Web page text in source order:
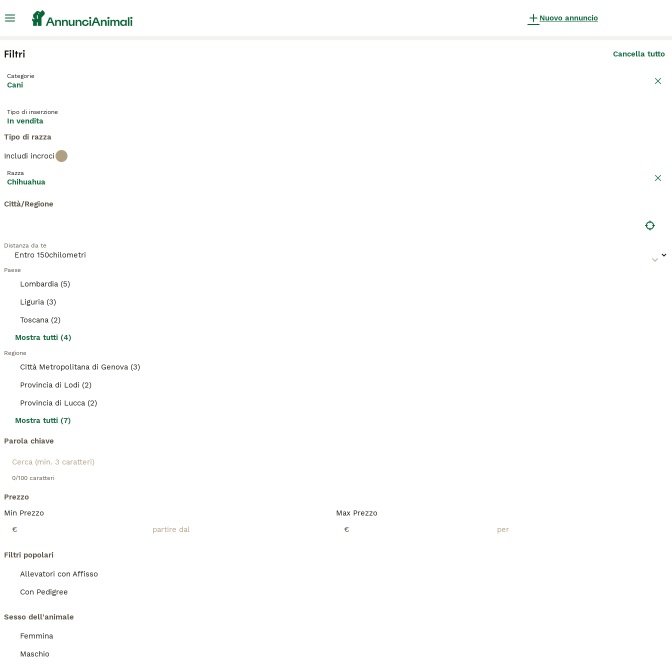
Nuovo annuncio
Filtri Cancella tutto
Categorie
Cani
Tipo di inserzione
In vendita
Tipo di razza
Includi incroci
Razza
Chihuahua
Città/Regione
Distanza da te
Paese
Lombardia (5)
Liguria (3)
Toscana (2)
Mostra tutti (4)
Regione
Città Metropolitana di Genova (3)
Provincia di Lodi (2)
Provincia di Lucca (2)
Mostra tutti (7)
Parola chiave
0/100 caratteri
Prezzo
Min Prezzo
€
Max Prezzo
€
Filtri popolari
Allevatori con Affisso
Con Pedigree
Sesso dell'animale
Femmina
Maschio